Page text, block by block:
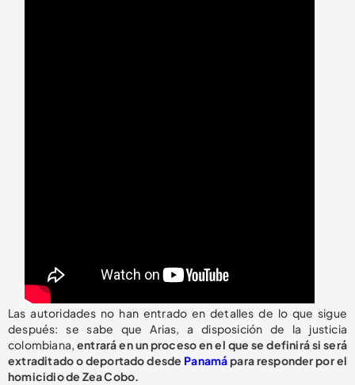
Las autoridades no han entrado en detalles de lo que sigue
después: se sabe que Arias, a disposición de la justicia
colombiana,entrará en un proceso en el que se definirá si será
extraditado o deportado desde Panamápara responder por el
homicidio de Zea Cobo.